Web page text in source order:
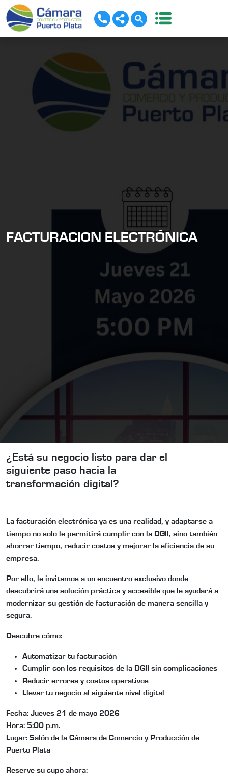
FACTURACION ELECTRÓNICA
¿Está su negocio listo para dar el
siguiente paso hacia la
transformación digital?
La facturación electrónica ya es una realidad, y adaptarse a
tiempo no solo le permitirá cumplir con la DGII, sino también
ahorrar tiempo, reducir costos y mejorar la eficiencia de su
empresa.
Por ello, le invitamos a un encuentro exclusivo donde
descubrirá una solución práctica y accesible que le ayudará a
modernizar su gestión de facturación de manera sencilla y
segura.
Descubre cómo:
Automatizar tu facturación
Cumplir con los requisitos de la DGII sin complicaciones
Reducir errores y costos operativos
Llevar tu negocio al siguiente nivel digital
Fecha: Jueves 21 de mayo 2026
Hora: 5:00 p.m.
Lugar: Salón de la Cámara de Comercio y Producción de
Puerto Plata
Reserve su cupo ahora: